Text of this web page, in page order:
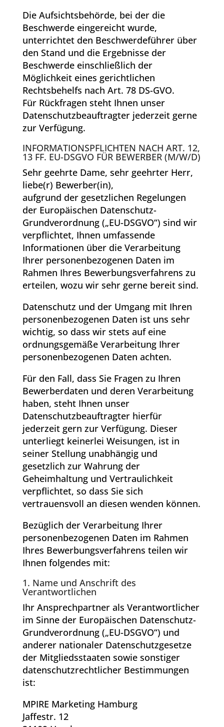
Die Aufsichtsbehörde, bei der die
Beschwerde eingereicht wurde,
unterrichtet den Beschwerdeführer über
den Stand und die Ergebnisse der
Beschwerde einschließlich der
Möglichkeit eines gerichtlichen
Rechtsbehelfs nach Art. 78 DS-GVO.
Für Rückfragen steht Ihnen unser
Datenschutzbeauftragter jederzeit gerne
zur Verfügung.
INFORMATIONSPFLICHTEN NACH ART. 12,
13 FF. EU-DSGVO FÜR BEWERBER (M/W/D)
Sehr geehrte Dame, sehr geehrter Herr,
liebe(r) Bewerber(in),
aufgrund der gesetzlichen Regelungen
der Europäischen Datenschutz-
Grundverordnung („EU-DSGVO“) sind wir
verpflichtet, Ihnen umfassende
Informationen über die Verarbeitung
Ihrer personenbezogenen Daten im
Rahmen Ihres Bewerbungsverfahrens zu
erteilen, wozu wir sehr gerne bereit sind.
Datenschutz und der Umgang mit Ihren
personenbezogenen Daten ist uns sehr
wichtig, so dass wir stets auf eine
ordnungsgemäße Verarbeitung Ihrer
personenbezogenen Daten achten.
Für den Fall, dass Sie Fragen zu Ihren
Bewerberdaten und deren Verarbeitung
haben, steht Ihnen unser
Datenschutzbeauftragter hierfür
jederzeit gern zur Verfügung. Dieser
unterliegt keinerlei Weisungen, ist in
seiner Stellung unabhängig und
gesetzlich zur Wahrung der
Geheimhaltung und Vertraulichkeit
verpflichtet, so dass Sie sich
vertrauensvoll an diesen wenden können.
Bezüglich der Verarbeitung Ihrer
personenbezogenen Daten im Rahmen
Ihres Bewerbungsverfahrens teilen wir
Ihnen folgendes mit:
1. Name und Anschrift des
Verantwortlichen
Ihr Ansprechpartner als Verantwortlicher
im Sinne der Europäischen Datenschutz-
Grundverordnung („EU-DSGVO“) und
anderer nationaler Datenschutzgesetze
der Mitgliedsstaaten sowie sonstiger
datenschutzrechtlicher Bestimmungen
ist:
MPIRE Marketing Hamburg
Jaffestr. 12